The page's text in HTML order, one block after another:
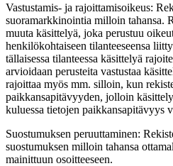
Vastustamis- ja rajoittamisoikeus:
suoramarkkinointia milloin tahansa.
muuta käsittelyä, joka perustuu
henkilökohtaiseen tilanteeseensa
tällaisessa tilanteessa käsittelyä
arvioidaan perusteita vastustaa
rajoittaa myös mm. silloin, kun
paikkansapitävyyden, jolloin
kuluessa tietojen paikkansapitävyys
Suostumuksen peruuttaminen:
suostumuksen milloin tahansa
mainittuun osoitteeseen.